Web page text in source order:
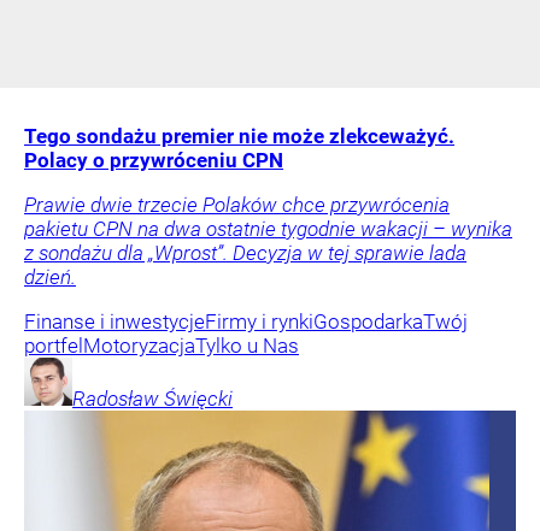
Tego sondażu premier nie może zlekceważyć.
Polacy o przywróceniu CPN
Prawie dwie trzecie Polaków chce przywrócenia
pakietu CPN na dwa ostatnie tygodnie wakacji – wynika
z sondażu dla „Wprost”. Decyzja w tej sprawie lada
dzień.
Finanse i inwestycjeFirmy i rynkiGospodarkaTwój
portfel MotoryzacjaTylko u Nas
Radosław Święcki